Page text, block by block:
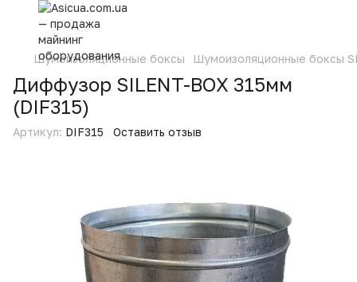
Шумоизоляционные боксы Шумоизоляционные боксы
Диффузор SILENT-BOX 315мм
(DIF315)
Артикул: DIF315 Оставить отзыв